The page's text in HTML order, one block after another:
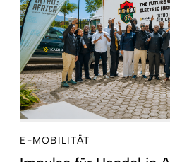
E-MOBILITÄT